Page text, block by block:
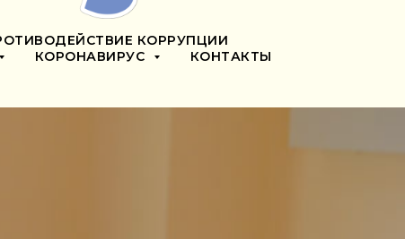
КОРРУПЦИИ
КОРОНАВИРУС
КОНТАКТЫ